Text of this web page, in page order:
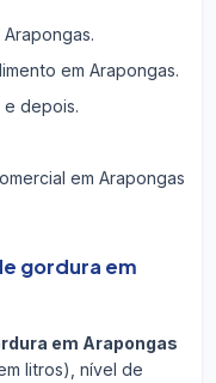
em Arapongas.
depois.
em Arapongas
gordura em
em Arapongas
litros), nível de